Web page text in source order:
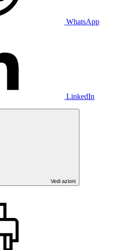
WhatsApp
LinkedIn
Vedi azioni